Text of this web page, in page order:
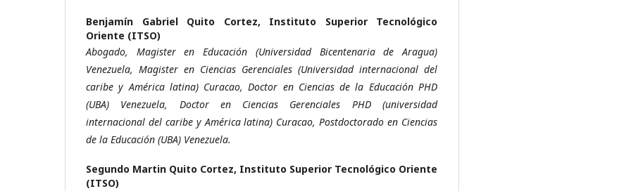
Benjamín Gabriel Quito Cortez, Instituto Superior Tecnológico
Oriente (ITSO)
Abogado, Magister en Educación (Universidad Bicentenaria de Aragua)
Venezuela, Magister en Ciencias Gerenciales (Universidad internacional del
caribe y América latina) Curacao, Doctor en Ciencias de la Educación PHD
(UBA) Venezuela, Doctor en Ciencias Gerenciales PHD (universidad
internacional del caribe y América latina) Curacao, Postdoctorado en Ciencias
de la Educación (UBA) Venezuela.
Segundo Martin Quito Cortez, Instituto Superior Tecnológico Oriente
(ITSO)